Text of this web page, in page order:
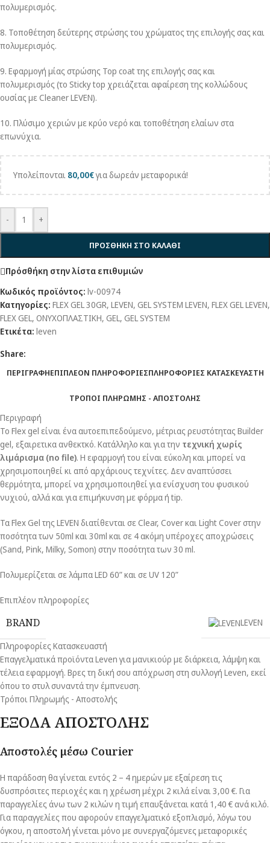
πολυμερισμός.
8. Τοποθέτηση δεύτερης στρώσης του χρώματος της επιλογής σας και
πολυμερισμός.
9. Εφαρμογή μίας στρώσης Top coat της επιλογής σας και
πολυμερισμός (το Sticky top χρειάζεται αφαίρεση της κολλώδους
ουσίας με Cleaner LEVEN).
10. Πλύσιμο χεριών με κρύο νερό και τοποθέτηση ελαίων στα
επωνύχια.
Υπολείπονται 80,00€για δωρεάν μεταφορικά!
- +
ΠΡΟΣΘΗΚΗ ΣΤΟ ΚΑΛΑΘΙ
Πρόσθήκη στην λίστα επιθυμιών
Κωδικός προϊόντος: lv-00974
Κατηγορίες: FLEX GEL 30GR, LEVEN, GEL SYSTEM LEVEN, FLEX GEL LEVEN,
FLEX GEL, ΟΝΥΧΟΠΛΑΣΤΙΚΗ, GEL, GEL SYSTEM
Ετικέτα: leven
Share:
ΠΕΡΙΓΡΑΦΗΕΠΙΠΛΕΟΝ ΠΛΗΡΟΦΟΡΙΕΣΠΛΗΡΟΦΟΡΙΕΣ ΚΑΤΑΣΚΕΥΑΣΤΗ
ΤΡΟΠΟΙ ΠΛΗΡΩΜΗΣ - ΑΠΟΣΤΟΛΗΣ
Περιγραφή
Το Flex gel είναι ένα αυτοεπιπεδούμενο, μέτριας ρευστότητας Builder
gel, εξαιρετικα ανθεκτκό. Κατάλληλο και για την τεχνική χωρίς
λιμάρισμα (no file). Η εφαρμογή του είναι εύκολη και μπορεί να
χρησιμοποιηθεί κι από αρχάριους τεχνίτες. Δεν αναπτύσσει
θερμότητα, μπορεί να χρησιμοποιηθεί για ενίσχυση του φυσικού
νυχιού, αλλά και για επιμήκυνση με φόρμα ή tip.
Τα Flex Gel της LEVEN διατίθενται σε Clear, Cover και Light Cover στην
ποσότητα των 50ml και 30ml και σε 4 ακόμη υπέροχες αποχρώσεις
(Sand, Pink, Milky, Somon) στην ποσότητα των 30 ml.
Πολυμερίζεται σε λάμπα LED 60” και σε UV 120”
Επιπλέον πληροφορίες
BRAND LEVEN
Πληροφορίες Κατασκευαστή
Επαγγελματικά προϊόντα Leven για μανικιούρ με διάρκεια, λάμψη και
τέλεια εφαρμογή. Βρες τη δική σου απόχρωση στη συλλογή Leven, εκεί
όπου το στυλ συναντά την έμπνευση.
Τρόποι Πληρωμής - Αποστολής
ΕΞΟΔΑ ΑΠΟΣΤΟΛΗΣ
Αποστολές μέσω Courier
Η παράδοση θα γίνεται εντός 2 – 4 ημερών με εξαίρεση τις
δυσπρόσιτες περιοχές και η χρέωση μέχρι 2 κιλά είναι 3,00 €. Για
παραγγελίες άνω των 2 κιλών η τιμή επαυξάνεται κατά 1,40 € ανά κιλό.
Για παραγγελίες που αφορούν επαγγελματικό εξοπλισμό, λόγω του
όγκου, η αποστολή γίνεται μόνο με συνεργαζόμενες μεταφορικές